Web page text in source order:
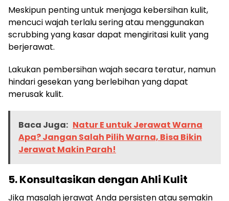
Meskipun penting untuk menjaga kebersihan kulit,
mencuci wajah terlalu sering atau menggunakan
scrubbing yang kasar dapat mengiritasi kulit yang
berjerawat.
Lakukan pembersihan wajah secara teratur, namun
hindari gesekan yang berlebihan yang dapat
merusak kulit.
Baca Juga: Natur E untuk Jerawat Warna
Apa? Jangan Salah Pilih Warna, Bisa Bikin
Jerawat Makin Parah!
5. Konsultasikan dengan Ahli Kulit
Jika masalah jerawat Anda persisten atau semakin